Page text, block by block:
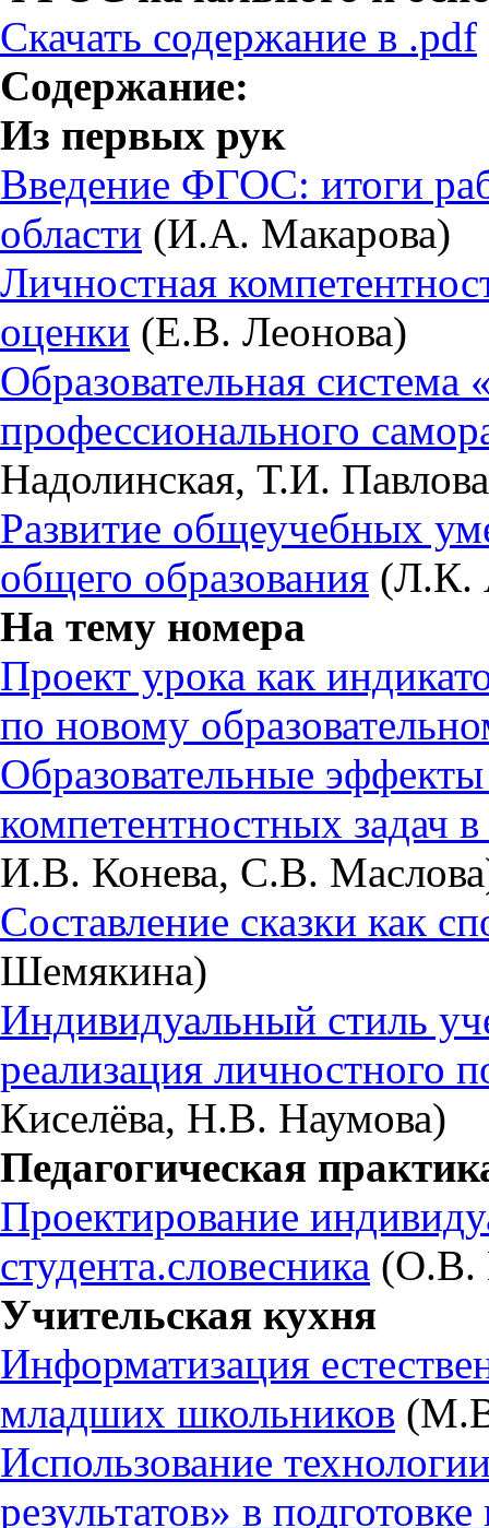
Скачать содержание в .pdf
Содержание:
Из первых рук
Введение ФГОС: итоги
области (И.А. Макарова)
Личностная
оценки (Е.В. Леонова)
Образовательная
профессионального
Надолинская, Т.И.
Развитие общеучебных
общего образования (Л.К.
На тему номера
Проект урока как
по новому
Образовательные
компетентностных задач
И.В. Конева, С.В.
Составление сказки как
Шемякина)
Индивидуальный стиль
реализация личностного
Киселёва, Н.В. Наумова)
Педагогическая
Проектирование
студента.словесника (О.В.
Учительская кухня
Информатизация
младших школьников
Использование
результатов» в